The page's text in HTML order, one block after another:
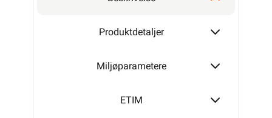
Produktdetaljer
Miljøparametere
ETIM